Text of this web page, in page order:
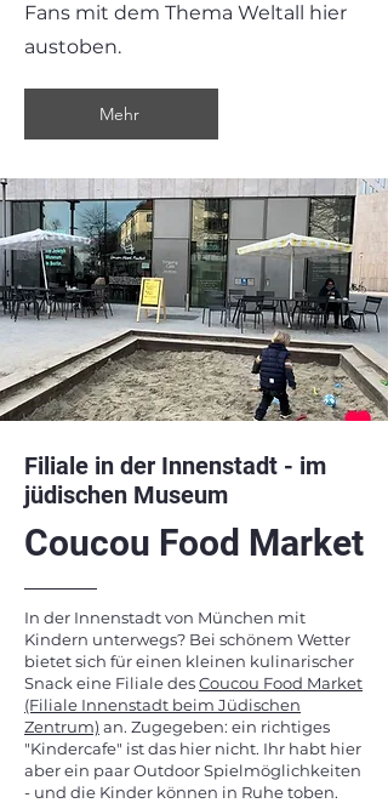
Fans mit dem Thema Weltall hier
austoben.
Mehr
Filiale in der Innenstadt - im
jüdischen Museum
Coucou Food Market
In der Innenstadt von München mit
Kindern unterwegs? Bei schönem Wetter
bietet sich für einen kleinen kulinarischer
Snack eine Filiale desCoucou Food Market
(Filiale Innenstadt beim Jüdischen
Zentrum) an. Zugegeben: ein richtiges
"Kindercafe" ist das hier nicht. Ihr habt hier
aber ein paar Outdoor Spielmöglichkeiten
- und die Kinder können in Ruhe toben.